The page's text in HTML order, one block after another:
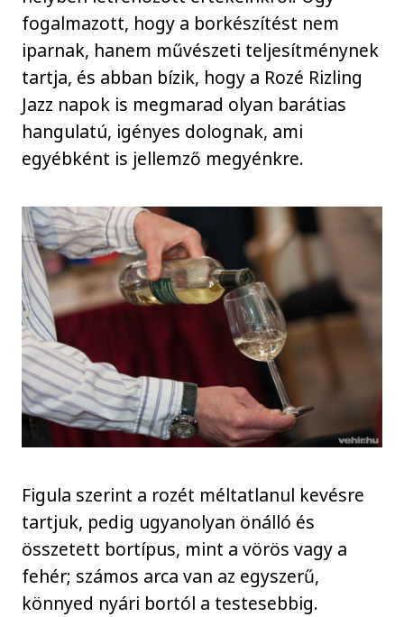
fogalmazott, hogy a borkészítést nem
iparnak, hanem művészeti teljesítménynek
tartja, és abban bízik, hogy a Rozé Rizling
Jazz napok is megmarad olyan barátias
hangulatú, igényes dolognak, ami
egyébként is jellemző megyénkre.
Figula szerint a rozét méltatlanul kevésre
tartjuk, pedig ugyanolyan önálló és
összetett bortípus, mint a vörös vagy a
fehér; számos arca van az egyszerű,
könnyed nyári bortól a testesebbig.